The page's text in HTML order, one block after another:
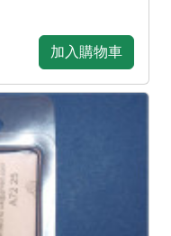
加入購物車